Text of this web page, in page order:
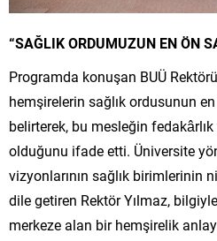
“SAĞLIK ORDUMUZUN EN ÖN
Programda konuşan BUÜ
hemşirelerin sağlık ordusunun en
belirterek, bu mesleğin
olduğunu ifade etti. Üniversite
vizyonlarının sağlık birimlerinin
dile getiren Rektör Yılmaz,
merkeze alan bir hemşirelik